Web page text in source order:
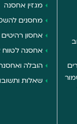
מגזין אחסנה
מחסנים
אחסון רהיטים
אחסנה לטווח
הובלה
שאלות